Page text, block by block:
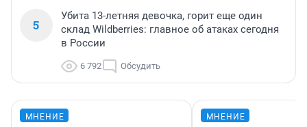
5
Убита 13-летняя девочка, горит еще один
склад Wildberries: главное об атаках сегодня
в России
6 792 Обсудить
МНЕНИЕ МНЕНИЕ